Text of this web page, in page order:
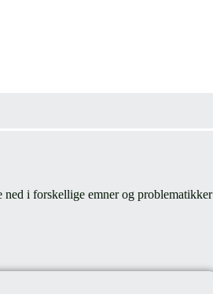
i forskellige emner og